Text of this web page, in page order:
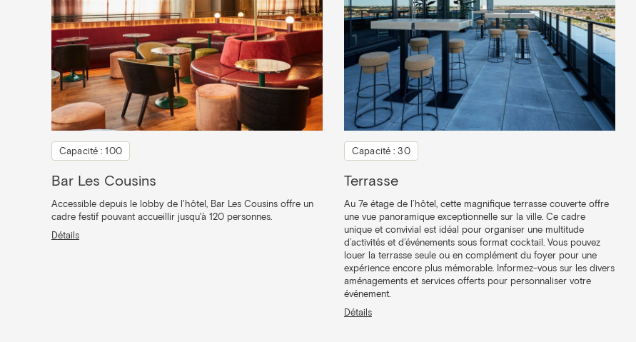
Capacité : 100
Bar Les Cousins
Accessible depuis le lobby de l'hôtel, Bar Les Cousins offre un
cadre festif pouvant accueillir jusqu'à 120 personnes.
Détails
Capacité : 30
Terrasse
Au 7e étage de l’hôtel, cette magnifique terrasse couverte offre
une vue panoramique exceptionnelle sur la ville. Ce cadre
unique et convivial est idéal pour organiser une multitude
d’activités et d’événements sous format cocktail. Vous pouvez
louer la terrasse seule ou en complément du foyer pour une
expérience encore plus mémorable. Informez-vous sur les divers
aménagements et services offerts pour personnaliser votre
événement.
Détails